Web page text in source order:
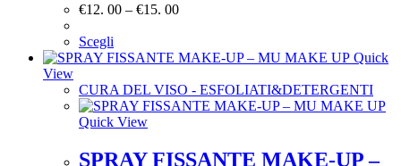
€12. 00 – €15. 00
Scegli
Quick
View
CURA DEL VISO - ESFOLIATI&DETERGENTI
Quick View
SPRAY FISSANTE MAKE-UP –